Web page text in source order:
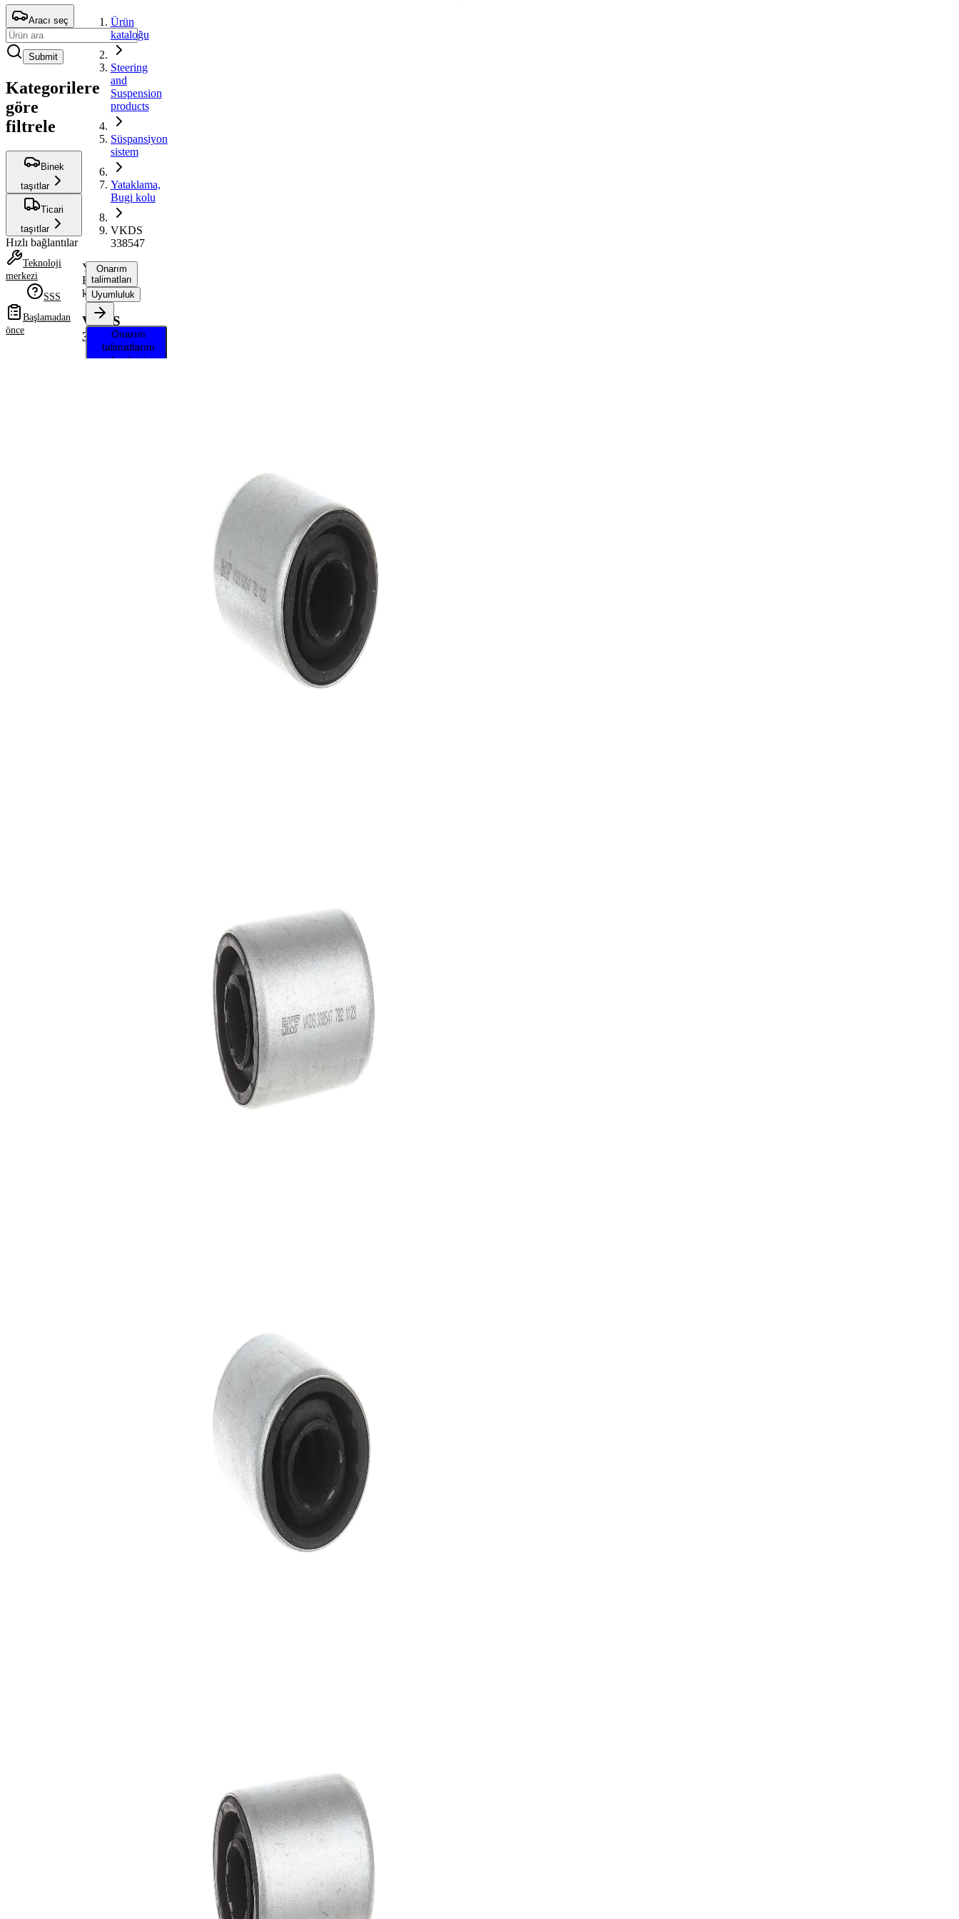
Aracı seç
Submit
Kategorilere
göre
filtrele
Binek
taşıtlar
Ticari
taşıtlar
Hızlı bağlantılar
Teknoloji
merkezi
SSS
Başlamadan
önce
Ürün
kataloğu
Steering
and
Suspension
products
Süspansiyon
sistem
Yataklama,
Bugi kolu
VKDS
338547
Yataklama,
Bugi
kolu
VKDS
338547
Onarım
talimatları
Uyumluluk
Onarım
talimatlarını
almak için